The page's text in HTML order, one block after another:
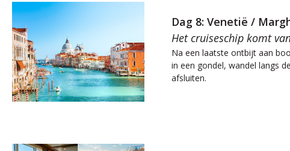
Dag 8: Venetië /
Het cruiseschip komt
Na een laatste ontbijt aan
in een gondel, wandel langs
afsluiten.